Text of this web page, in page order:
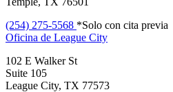
(254) 275-5568 *Solo con cita previa
Oficina de League City
102 E Walker St
Suite 105
League City, TX 77573